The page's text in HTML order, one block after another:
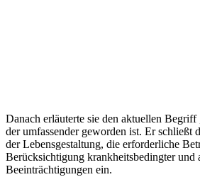
Danach erläuterte sie den aktuellen
der umfassender geworden ist. Er schließt
der Lebensgestaltung, die erforderliche
Berücksichtigung krankheitsbedingter und
Beeinträchtigungen ein.